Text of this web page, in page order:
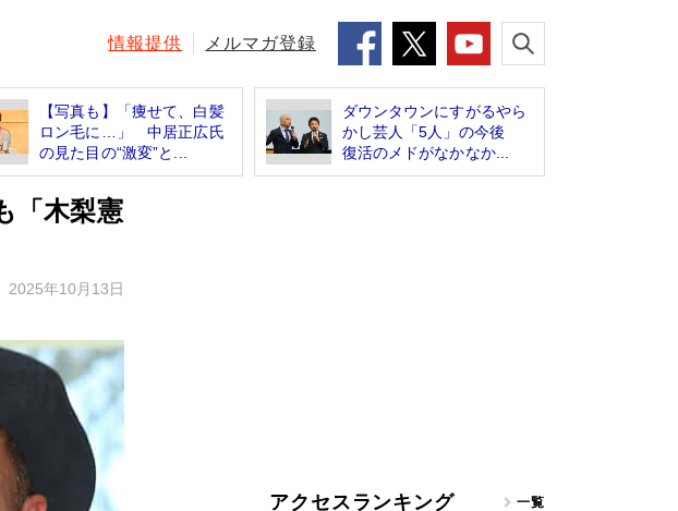
情報提供 メルマガ登録
【写真も】「痩せて、白髪
ロン毛に…」 中居正広氏
の見た目の“激変”と...
ダウンタウンにすがるやら
かし芸人「5人」の今後
復活のメドがなかなか...
「木梨憲
2025年10月13日
アクセスランキング 一覧